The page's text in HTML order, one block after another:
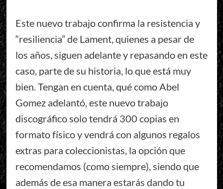
Este nuevo trabajo confirma la resistencia y
“resiliencia” de Lament, quienes a pesar de
los años, siguen adelante y repasando en este
caso, parte de su historia, lo que está muy
bien. Tengan en cuenta, qué como Abel
Gomez adelantó, este nuevo trabajo
discográfico solo tendrá 300 copias en
formato físico y vendrá con algunos regalos
extras para coleccionistas, la opción que
recomendamos (como siempre), siendo que
además de esa manera estarás dando tu